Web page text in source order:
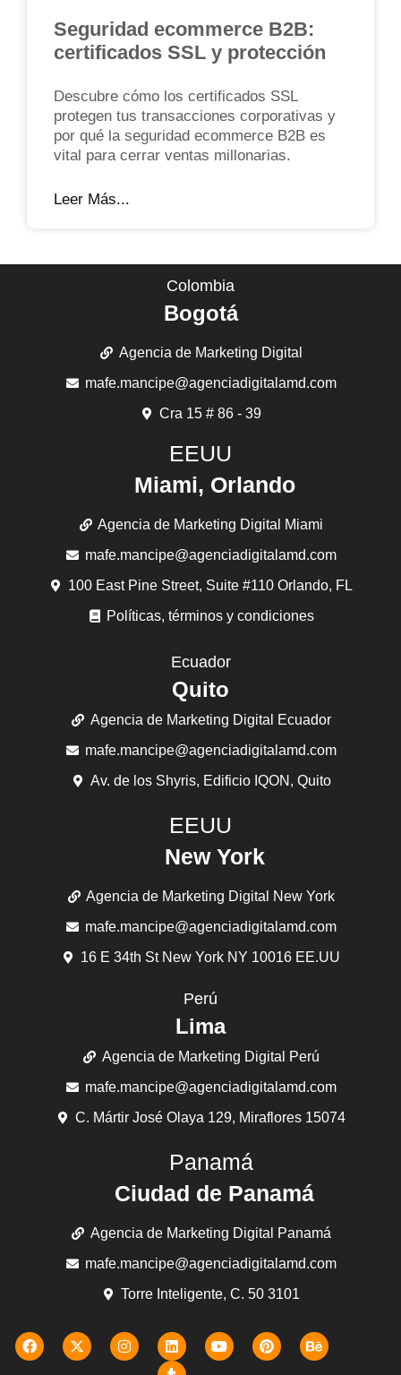
Seguridad ecommerce B2B:
certificados SSL y protección
Descubre cómo los certificados SSL
protegen tus transacciones corporativas y
por qué la seguridad ecommerce B2B es
vital para cerrar ventas millonarias.
Leer Más...
Colombia
Bogotá
Agencia de Marketing Digital
mafe.mancipe@agenciadigitalamd.com
Cra 15 # 86 - 39
EEUU
Miami, Orlando
Agencia de Marketing Digital Miami
mafe.mancipe@agenciadigitalamd.com
100 East Pine Street, Suite #110 Orlando, FL
Políticas, términos y condiciones
Ecuador
Quito
Agencia de Marketing Digital Ecuador
mafe.mancipe@agenciadigitalamd.com
Av. de los Shyris, Edificio IQON, Quito
EEUU
New York
Agencia de Marketing Digital New York
mafe.mancipe@agenciadigitalamd.com
16 E 34th St New York NY 10016 EE.UU
Perú
Lima
Agencia de Marketing Digital Perú
mafe.mancipe@agenciadigitalamd.com
C. Mártir José Olaya 129, Miraflores 15074
Panamá
Ciudad de Panamá
Agencia de Marketing Digital Panamá
mafe.mancipe@agenciadigitalamd.com
Torre Inteligente, C. 50 3101